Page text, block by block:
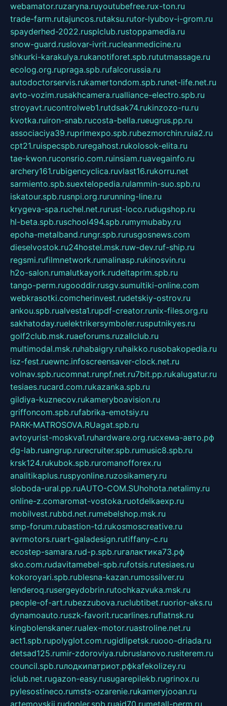
webamator.ruzaryna.ruyoutubefree.rux-ton.ru
trade-farm.rutajuncos.rutaksu.rutor-lyubov-i-grom.ru
spayderhed-2022.rusplclub.rustoppamedia.ru
snow-guard.ruslovar-ivrit.rucleanmedicine.ru
shkurki-karakulya.rukanotiforet.spb.rututmassage.ru
ecolog.org.rupraga.spb.rufalcorussia.ru
autodoctorservis.rukamertondom.spb.runet-life.net.ru
avto-vozim.rusakhcamera.rualliance-electro.spb.ru
stroyavt.rucontrolweb1.rutdsak74.rukinzozo-ru.ru
kvotka.ruiron-snab.rucosta-bella.rueugrus.pp.ru
associaciya39.ruprimexpo.spb.rubezmorchin.ruia2.ru
cpt21.ruispecspb.ruregahost.rukolosok-elita.ru
tae-kwon.ruconsrio.com.ruinsiam.ruavegainfo.ru
archery161.rubigencyclica.ruvlast16.rukorru.net
sarmiento.spb.suextelopedia.rulammin-suo.spb.ru
iskatour.spb.rusnpi.org.rurunning-line.ru
krygeva-spa.ruchel.net.rurust-loco.rudugshop.ru
hl-beta.spb.ruschool494.spb.rumymubaby.ru
epoha-metalband.rungr.spb.rurusgosnews.com
dieselvostok.ru24hostel.msk.ruw-dev.ruf-ship.ru
regsmi.rufilmnetwork.rumalinasp.rukinosvin.ru
h2o-salon.rumalutkayork.rudeltaprim.spb.ru
tango-perm.rugooddir.rusgv.sumultiki-online.com
webkrasotki.comcherinvest.rudetskiy-ostrov.ru
ankou.spb.rualvesta1.rupdf-creator.runix-files.org.ru
sakhatoday.ruelektrikersymboler.rusputnikyes.ru
golf2club.msk.ruaeforums.ruzallclub.ru
multimodal.msk.ruhabaigry.ruhaikko.rusobakopedia.ru
isz-fest.ruewnc.infoscreensaver-clock.net.ru
volnav.spb.rucomnat.runpf.net.ru7bit.pp.rukalugatur.ru
tesiaes.rucard.com.rukazanka.spb.ru
gildiya-kuznecov.rukameryboavision.ru
griffoncom.spb.rufabrika-emotsiy.ru
PARK-MATROSOVA.RUagat.spb.ru
avtoyurist-moskva1.ruhardware.org.ruсхема-авто.рф
dg-lab.ruangrup.rurecruiter.spb.rumusic8.spb.ru
krsk124.rukubok.spb.ruromanofforex.ru
analitikaplus.ruspyonline.ruzosikamery.ru
sloboda-ural.pp.ruAUTO-COM.SUhohota.netalimy.ru
online-z.comaromat-vostoka.ruotdelkaexp.ru
mobilvest.rubbd.net.rumebelshop.msk.ru
smp-forum.rubastion-td.rukosmoscreative.ru
avrmotors.ruart-galadesign.rutiffany-c.ru
ecostep-samara.rud-p.spb.ruгалактика73.рф
sko.com.rudavitamebel-spb.rufotsis.rutesiaes.ru
kokoroyari.spb.rublesna-kazan.rumossilver.ru
lenderoq.rusergeydobrin.rutochkazvuka.msk.ru
people-of-art.rubezzubova.ruclubtibet.ruorior-aks.ru
dynamoauto.ruszk-favorit.rucarlines.ruflatnsk.ru
kingbolenskaner.rualex-motor.ruastroline.net.ru
act1.spb.rupolyglot.com.rugidlipetsk.ruooo-driada.ru
detsad125.rumir-zdoroviya.rubruslanovo.rusiterem.ru
council.spb.ruлодкипатриот.рфkafekolizey.ru
iclub.net.rugazon-easy.rusugarepilekb.rugrinox.ru
pylesostineco.rumsts-ozarenie.rukameryjooan.ru
artemovskij.rudopler.spb.ruaid70.rumetall-perm.ru